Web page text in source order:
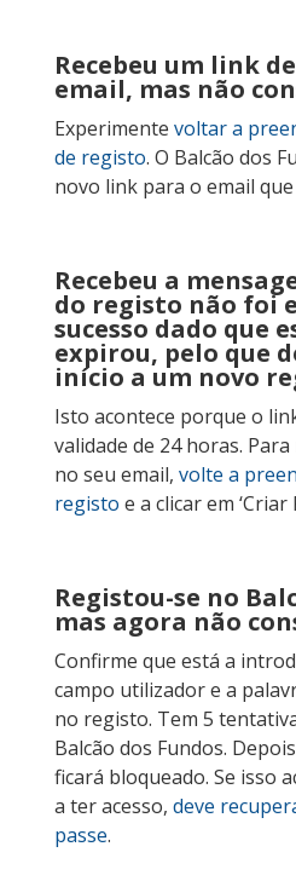
Recebeu um link
email, mas não
Experimente voltar a
de registo. O Balcão dos
novo link para o email
Recebeu a
do registo não foi
sucesso dado que
expirou, pelo que
início a um novo
Isto acontece porque o
validade de 24 horas.
no seu email, volte a
registo e a clicar em ‘Criar
Registou-se no
mas agora não
Confirme que está a
campo utilizador e a
no registo. Tem 5
Balcão dos Fundos.
ficará bloqueado. Se isso
a ter acesso, deve
passe.